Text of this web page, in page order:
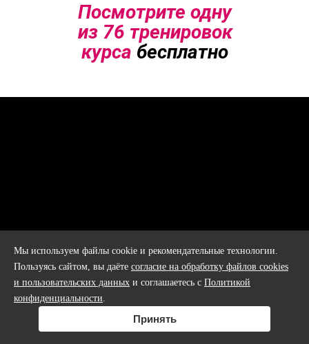
Посмотрите одну
из 76 тренировок
курса бесплатно
ФорматLITE
Круговая тренировка по таймеру
Мы используем файлы cookie и рекомендательные технологии.
Пользуясь сайтом, вы даёте согласие на обработку файлов cookies
и пользовательских данных и соглашаетесь с Политикой
конфиденциальности.
Принять